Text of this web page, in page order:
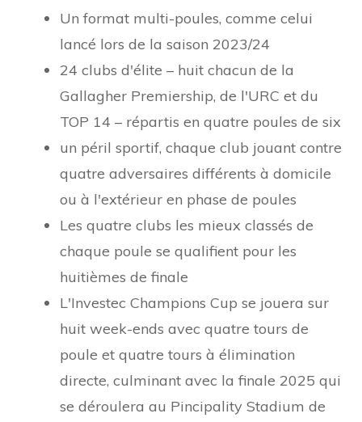
Un format multi-poules, comme celui
lancé lors de la saison 2023/24
24 clubs d'élite – huit chacun de la
Gallagher Premiership, de l'URC et du
TOP 14 – répartis en quatre poules de six
un péril sportif, chaque club jouant contre
quatre adversaires différents à domicile
ou à l'extérieur en phase de poules
Les quatre clubs les mieux classés de
chaque poule se qualifient pour les
huitièmes de finale
L'Investec Champions Cup se jouera sur
huit week-ends avec quatre tours de
poule et quatre tours à élimination
directe, culminant avec la finale 2025 qui
se déroulera au Pincipality Stadium de